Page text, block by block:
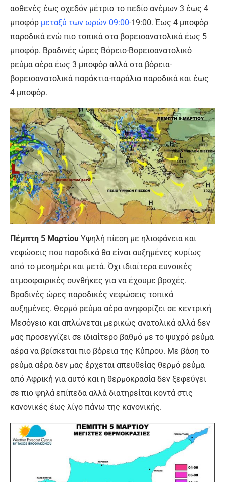
ασθενές έως σχεδόν μέτριο το πεδίο ανέμων 3 έως 4
μποφόρ μεταξύ των ωρών 09:00-19:00. Έως 4 μποφόρ
παροδικά ενώ πιο τοπικά στα βορειοανατολικά έως 5
μποφόρ. Βραδινές ώρες Βόρειο-Βορειοανατολικό
ρεύμα αέρα έως 3 μποφόρ αλλά στα βόρεια-
βορειοανατολικά παράκτια-παράλια παροδικά και έως
4 μποφόρ.
Πέμπτη 5 Μαρτίου Υψηλή πίεση με ηλιοφάνεια και
νεφώσεις που παροδικά θα είναι αυξημένες κυρίως
από το μεσημέρι και μετά. Όχι ιδιαίτερα ευνοικές
ατμοσφαιρικές συνθήκες για να έχουμε βροχές.
Βραδινές ώρες παροδικές νεφώσεις τοπικά
αυξημένες. Θερμό ρεύμα αέρα ανηφορίζει σε κεντρική
Μεσόγειο και απλώνεται μερικώς ανατολικά αλλά δεν
μας προσεγγίζει σε ιδιαίτερο βαθμό με το ψυχρό ρεύμα
αέρα να βρίσκεται πιο βόρεια της Κύπρου. Με βάση το
ρεύμα αέρα δεν μας έρχεται απευθείας θερμό ρεύμα
από Αφρική για αυτό και η θερμοκρασία δεν ξεφεύγει
σε πιο ψηλά επίπεδα αλλά διατηρείται κοντά στις
κανονικές έως λίγο πάνω της κανονικής.